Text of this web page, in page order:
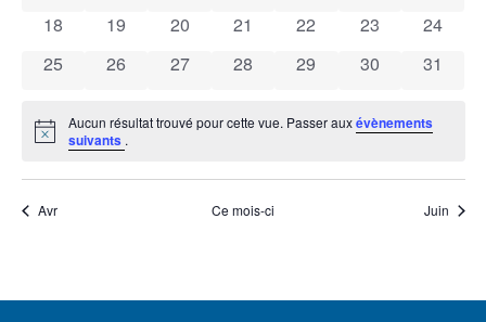
0 évènements
18 0 évènements
19 0 évènements
20 0 évènements
21 0 évènements
22 0 évènements
23 0
24
0 évènements
25 0 évènements
26 0 évènements
27 0 évènements
28 0 évènements
29 0 évènements
30 0
31
Notice
Aucun résultat trouvé pour cette vue. Passer auxévènements
suivants .
Avr Ce mois-ci Juin